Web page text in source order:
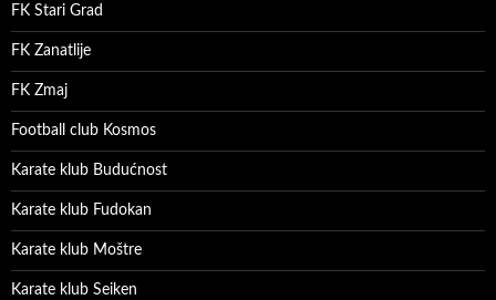
FK Stari Grad
FK Zanatlije
FK Zmaj
Football club Kosmos
Karate klub Budućnost
Karate klub Fudokan
Karate klub Moštre
Karate klub Seiken